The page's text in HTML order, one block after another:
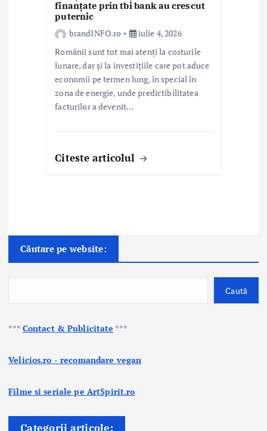
finanțate prin tbi bank au crescut
puternic
brandINFO.ro
iulie 4, 2026
Românii sunt tot mai atenți la costurile
lunare, dar și la investițiile care pot aduce
economii pe termen lung, în special în
zona de energie, unde predictibilitatea
facturilor a devenit…
Citeste articolul
Căutare pe website:
Caută
*** Contact & Publicitate ***
Velicios.ro - recomandare vegan
Filme si seriale pe ArtSpirit.ro
Categorii articole: